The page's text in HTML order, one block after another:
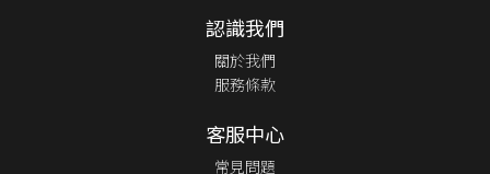
認識我們
關於我們
服務條款
客服中心
常見問題